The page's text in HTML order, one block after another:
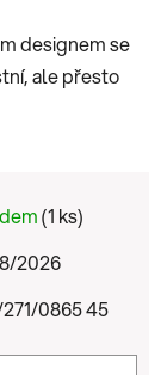
designem se
ale přesto
(1 ks)
2026
0865 45